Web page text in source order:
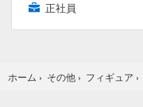
正社員
ホーム › その他 › フィギュア ›